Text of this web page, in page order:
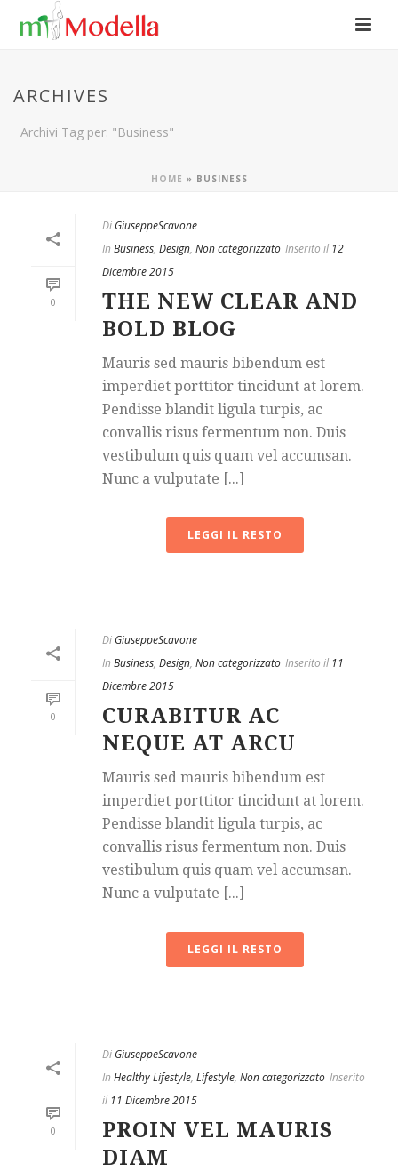
ARCHIVES
Archivi Tag per: "Business"
HOME » BUSINESS
0
Di GiuseppeScavone
In Business, Design, Non categorizzato Inserito il 12
Dicembre 2015
THE NEW CLEAR AND
BOLD BLOG
Mauris sed mauris bibendum est
imperdiet porttitor tincidunt at lorem.
Pendisse blandit ligula turpis, ac
convallis risus fermentum non. Duis
vestibulum quis quam vel accumsan.
Nunc a vulputate [...]
LEGGI IL RESTO
0
Di GiuseppeScavone
In Business, Design, Non categorizzato Inserito il 11
Dicembre 2015
CURABITUR AC
NEQUE AT ARCU
Mauris sed mauris bibendum est
imperdiet porttitor tincidunt at lorem.
Pendisse blandit ligula turpis, ac
convallis risus fermentum non. Duis
vestibulum quis quam vel accumsan.
Nunc a vulputate [...]
LEGGI IL RESTO
0
Di GiuseppeScavone
In Healthy Lifestyle, Lifestyle, Non categorizzato Inserito
il 11 Dicembre 2015
PROIN VEL MAURIS
DIAM